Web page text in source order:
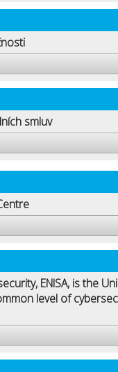
smluv
ENISA, is the
level of